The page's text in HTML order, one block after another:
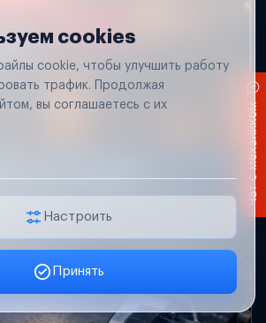
и разъемы, восстановим
прицепа.
cookies
cookie, чтобы улучшить работу
трафик. Продолжая
вы соглашаетесь с их
Настроить
Принять
Заявка онлайн
Чат с механиком